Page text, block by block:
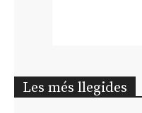
Les més llegides